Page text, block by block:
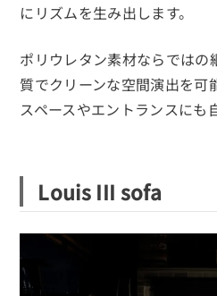
にリズムを生み出します。
ポリウレタン素材ならでは
質でクリーンな空間演出を可
スペースやエントランスにも
Louis III sofa